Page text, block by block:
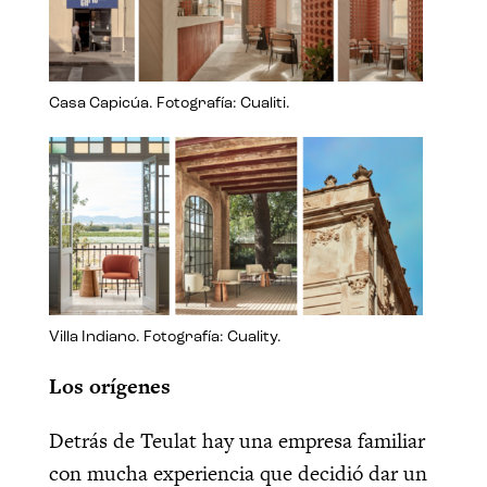
Casa Capicúa. Fotografía: Cualiti.
Villa Indiano. Fotografía: Cuality.
Los orígenes
Detrás de Teulat hay una empresa familiar
con mucha experiencia que decidió dar un